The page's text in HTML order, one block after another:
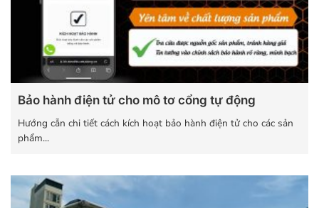
Bảo hành điện tử cho mô tơ cổng tự động
Hướng cẫn chi tiết cách kích hoạt bảo hành điện tử cho các sản
phẩm...